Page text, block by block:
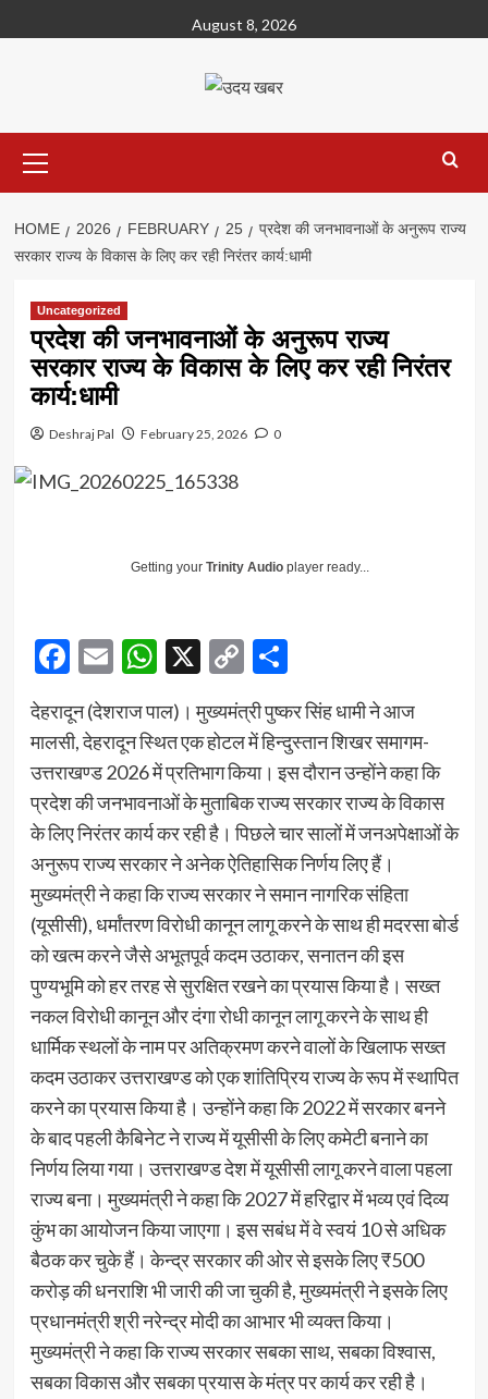
to
August 8, 2026
Menu
HOME 2026 FEBRUARY 25
प्रदेश की जनभावनाओं के अनुरूप राज्य
सरकार राज्य के विकास के लिए कर रही निरंतर कार्य:धामी
Uncategorized
प्रदेश की जनभावनाओं के अनुरूप राज्य
सरकार राज्य के विकास के लिए कर रही निरंतर
कार्य:धामी
Deshraj Pal February 25, 2026 0
Getting your Trinity Audioplayer ready...
Facebook
EmailWhatsApp
X Copy
Link
Share
देहरादून (देशराज पाल)। मुख्यमंत्री पुष्कर सिंह धामी ने आज
मालसी, देहरादून स्थित एक होटल में हिन्दुस्तान शिखर समागम-
उत्तराखण्ड 2026 में प्रतिभाग किया। इस दौरान उन्होंने कहा कि
प्रदेश की जनभावनाओं के मुताबिक राज्य सरकार राज्य के विकास
के लिए निरंतर कार्य कर रही है। पिछले चार सालों में जनअपेक्षाओं के
अनुरूप राज्य सरकार ने अनेक ऐतिहासिक निर्णय लिए हैं।
मुख्यमंत्री ने कहा कि राज्य सरकार ने समान नागरिक संहिता
(यूसीसी), धर्मांतरण विरोधी कानून लागू करने के साथ ही मदरसा बोर्ड
को खत्म करने जैसे अभूतपूर्व कदम उठाकर, सनातन की इस
पुण्यभूमि को हर तरह से सुरक्षित रखने का प्रयास किया है। सख्त
नकल विरोधी कानून और दंगा रोधी कानून लागू करने के साथ ही
धार्मिक स्थलों के नाम पर अतिक्रमण करने वालों के खिलाफ सख्त
कदम उठाकर उत्तराखण्ड को एक शांतिप्रिय राज्य के रूप में स्थापित
करने का प्रयास किया है। उन्होंने कहा कि 2022 में सरकार बनने
के बाद पहली कैबिनेट ने राज्य में यूसीसी के लिए कमेटी बनाने का
निर्णय लिया गया। उत्तराखण्ड देश में यूसीसी लागू करने वाला पहला
राज्य बना। मुख्यमंत्री ने कहा कि 2027 में हरिद्वार में भव्य एवं दिव्य
कुंभ का आयोजन किया जाएगा। इस सबंध में वे स्वयं 10 से अधिक
बैठक कर चुके हैं। केन्द्र सरकार की ओर से इसके लिए ₹500
करोड़ की धनराशि भी जारी की जा चुकी है, मुख्यमंत्री ने इसके लिए
प्रधानमंत्री श्री नरेन्द्र मोदी का आभार भी व्यक्त किया।
मुख्यमंत्री ने कहा कि राज्य सरकार सबका साथ, सबका विश्वास,
सबका विकास और सबका प्रयास के मंत्र पर कार्य कर रही है।